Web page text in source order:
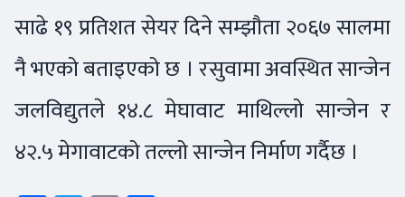
साढे १९ प्रतिशत सेयर दिने सम्झौता २०६७ सालमा
नै भएको बताइएको छ । रसुवामा अवस्थित सान्जेन
जलविद्युतले १४.८ मेघावाट माथिल्लो सान्जेन र
४२.५ मेगावाटको तल्लो सान्जेन निर्माण गर्दैछ ।